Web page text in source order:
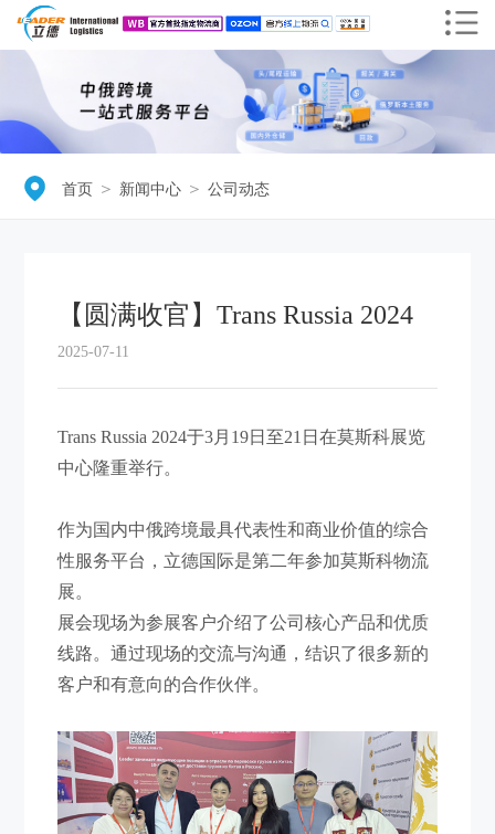
首页 ＞ 新闻中心 ＞ 公司动态
【圆满收官】Trans Russia 2024
2025-07-11
Trans Russia 2024于3月 19日至21 日在莫斯科展览
中心隆重举行。
作为国内中俄跨境最具代表性和商业价值的综合
性服务平台， 立德国际是第二年参加莫斯科物流
展。
展会现场为参展客户介绍了公司核心产品和优质
线路。通过现场的交流与沟通，结识了很多新的
客户和有意向的合作伙伴。